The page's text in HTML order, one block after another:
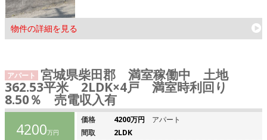
物件の詳細を見る
アパート 宮城県柴田郡 満室稼働中 土地
362.53平米 2LDK×4戸 満室時利回り
8.50％ 売電収入有
4200万円
価格 4200万円
アパート
間取
2LDK